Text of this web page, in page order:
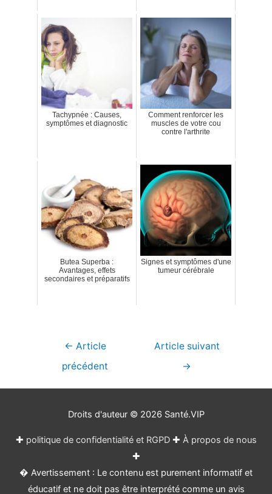
Tachypnée : Causes,
symptômes et diagnostic
Comment renforcer les
muscles de votre cou
contre l'arthrite
Butea Superba :
Avantages, effets
secondaires et préparatifs
Signes et symptômes d'une
tumeur cérébrale
Navigation
← Article
précédent
Article suivant
→
Droits d'auteur © 2026 Santé.VIP
✚ politique de confidentialité et RGPD✚ À propos de nous
✚
� Avertissement : Le contenu est purement informatif et
éducatif et ne doit pas être interprété comme un avis